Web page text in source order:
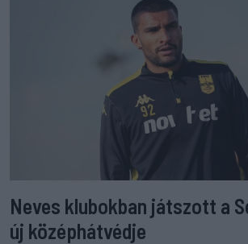
Neves klubokban játszott a
új középhátvédje